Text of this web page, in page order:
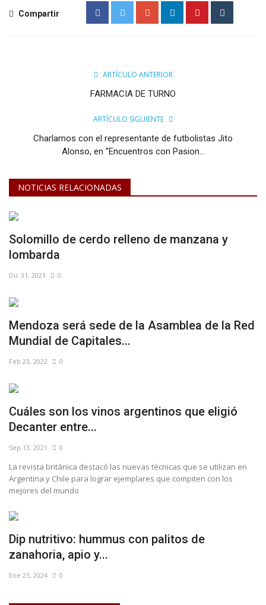
Compartir
ARTÍCULO ANTERIOR
FARMACIA DE TURNO
ARTÍCULO SIGUIENTE
Charlamos con el representante de futbolistas Jito
Alonso, en "Encuentros con Pasion...
NOTICIAS RELACIONADAS
Solomillo de cerdo relleno de manzana y
lombarda
Dic 31, 2021 0
Mendoza será sede de la Asamblea de la Red
Mundial de Capitales...
Feb 23, 2022 0
Cuáles son los vinos argentinos que eligió
Decanter entre...
Sep 13, 2021 0
La revista británica destacó las nuevas técnicas que se utilizan en
Argentina y Chile para lograr ejemplares que compiten con los
mejores del mundo
Dip nutritivo: hummus con palitos de
zanahoria, apio y...
Ene 23, 2024 0